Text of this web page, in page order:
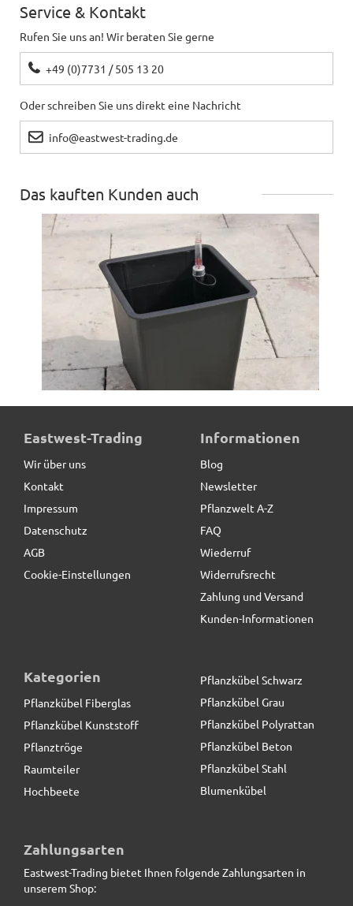
Service & Kontakt
Rufen Sie uns an! Wir beraten Sie gerne
+49 (0)7731 / 505 13 20
Oder schreiben Sie uns direkt eine Nachricht
info@eastwest-trading.de
Das kauften Kunden auch
Pflanzeinsatz L26,5x B26,5x H25cm, mit
Bewässerungssystem
19,90 € *
reduziert
349,00 € *
Eastwest-Trading
Wir über uns
Kontakt
Impressum
Datenschutz
AGB
Cookie-Einstellungen
Informationen
Blog
Newsletter
Pflanzwelt A-Z
FAQ
Wiederruf
Widerrufsrecht
Zahlung und Versand
Kunden-Informationen
Kategorien
Pflanzkübel Fiberglas
Pflanzkübel Kunststoff
Pflanztröge
Raumteiler
Hochbeete
Pflanzkübel Schwarz
Pflanzkübel Grau
Pflanzkübel Polyrattan
Pflanzkübel Beton
Pflanzkübel Stahl
Blumenkübel
Zahlungsarten
Eastwest-Trading bietet Ihnen folgende Zahlungsarten in
unserem Shop: